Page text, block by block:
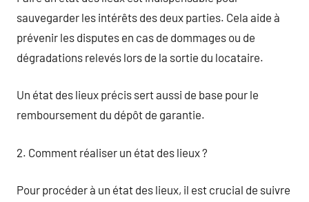
sauvegarder les intérêts des deux parties. Cela aide à
prévenir les disputes en cas de dommages ou de
dégradations relevés lors de la sortie du locataire.
Un état des lieux précis sert aussi de base pour le
remboursement du dépôt de garantie.
2. Comment réaliser un état des lieux ?
Pour procéder à un état des lieux, il est crucial de suivre